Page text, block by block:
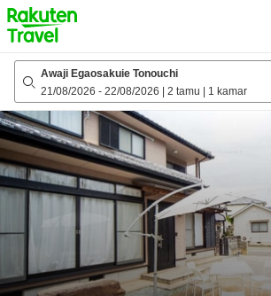
to
top
page
Awaji Egaosakuie Tonouchi
21/08/2026 - 22/08/2026 2 tamu 1 kamar